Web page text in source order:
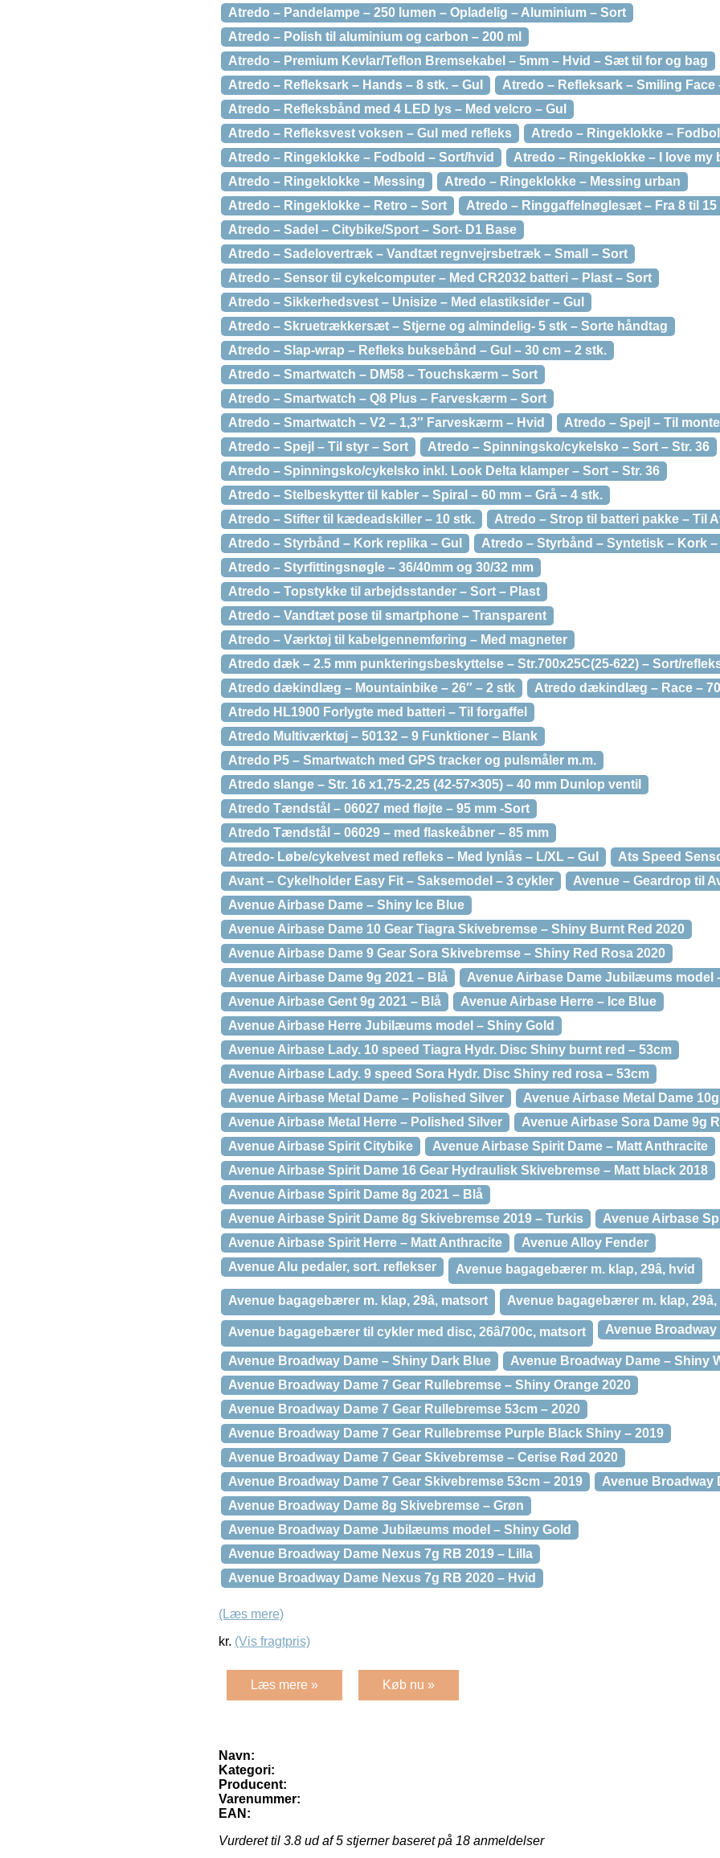
Atredo – Pandelampe – 250 lumen – Opladelig – Aluminium – Sort
Atredo – Polish til aluminium og carbon – 200 ml
Atredo – Premium Kevlar/Teflon Bremsekabel – 5mm – Hvid – Sæt til for og bag
Atredo – Refleksark – Hands – 8 stk. – Gul
Atredo – Refleksark – Smiling Face
Atredo – Refleksbånd med 4 LED lys – Med velcro – Gul
Atredo – Refleksvest voksen – Gul med refleks
Atredo – Ringeklokke –
Atredo – Ringeklokke – Fodbold – Sort/hvid
Atredo – Ringeklokke – I love my
Atredo – Ringeklokke – Messing
Atredo – Ringeklokke – Messing urban
Atredo – Ringeklokke – Retro – Sort
Atredo – Ringgaffelnøglesæt – Fra 8 til 15
Atredo – Sadel – Citybike/Sport – Sort- D1 Base
Atredo – Sadelovertræk – Vandtæt regnvejrsbetræk – Small – Sort
Atredo – Sensor til cykelcomputer – Med CR2032 batteri – Plast – Sort
Atredo – Sikkerhedsvest – Unisize – Med elastiksider – Gul
Atredo – Skruetrækkersæt – Stjerne og almindelig- 5 stk – Sorte håndtag
Atredo – Slap-wrap – Refleks buksebånd – Gul – 30 cm – 2 stk.
Atredo – Smartwatch – DM58 – Touchskærm – Sort
Atredo – Smartwatch – Q8 Plus – Farveskærm – Sort
Atredo – Smartwatch – V2 – 1,3″ Farveskærm – Hvid
Atredo – Spejl – Til
Atredo – Spejl – Til styr – Sort
Atredo – Spinningsko/cykelsko – Sort – Str. 36
Atredo – Spinningsko/cykelsko inkl. Look Delta klamper – Sort – Str. 36
Atredo – Stelbeskytter til kabler – Spiral – 60 mm – Grå – 4 stk.
Atredo – Stifter til kædeadskiller – 10 stk.
Atredo – Strop til batteri pakke – Til
Atredo – Styrbånd – Kork replika – Gul
Atredo – Styrbånd – Syntetisk – Kork –
Atredo – Styrfittingsnøgle – 36/40mm og 30/32 mm
Atredo – Topstykke til arbejdsstander – Sort – Plast
Atredo – Vandtæt pose til smartphone – Transparent
Atredo – Værktøj til kabelgennemføring – Med magneter
Atredo dæk – 2.5 mm punkteringsbeskyttelse – Str.700x25C(25-622) – Sort/
Atredo dækindlæg – Mountainbike – 26″ – 2 stk
Atredo dækindlæg – Race –
Atredo HL1900 Forlygte med batteri – Til forgaffel
Atredo Multiværktøj – 50132 – 9 Funktioner – Blank
Atredo P5 – Smartwatch med GPS tracker og pulsmåler m.m.
Atredo slange – Str. 16 x1,75-2,25 (42-57×305) – 40 mm Dunlop ventil
Atredo Tændstål – 06027 med fløjte – 95 mm -Sort
Atredo Tændstål – 06029 – med flaskeåbner – 85 mm
Atredo- Løbe/cykelvest med refleks – Med lynlås – L/XL – Gul
Ats Speed
Avant – Cykelholder Easy Fit – Saksemodel – 3 cykler
Avenue – Geardrop til
Avenue Airbase Dame – Shiny Ice Blue
Avenue Airbase Dame 10 Gear Tiagra Skivebremse – Shiny Burnt Red 2020
Avenue Airbase Dame 9 Gear Sora Skivebremse – Shiny Red Rosa 2020
Avenue Airbase Dame 9g 2021 – Blå
Avenue Airbase Dame Jubilæums model
Avenue Airbase Gent 9g 2021 – Blå
Avenue Airbase Herre – Ice Blue
Avenue Airbase Herre Jubilæums model – Shiny Gold
Avenue Airbase Lady. 10 speed Tiagra Hydr. Disc Shiny burnt red – 53cm
Avenue Airbase Lady. 9 speed Sora Hydr. Disc Shiny red rosa – 53cm
Avenue Airbase Metal Dame – Polished Silver
Avenue Airbase Metal Dame
Avenue Airbase Metal Herre – Polished Silver
Avenue Airbase Sora Dame 9g
Avenue Airbase Spirit Citybike
Avenue Airbase Spirit Dame – Matt Anthracite
Avenue Airbase Spirit Dame 16 Gear Hydraulisk Skivebremse – Matt black 2018
Avenue Airbase Spirit Dame 8g 2021 – Blå
Avenue Airbase Spirit Dame 8g Skivebremse 2019 – Turkis
Avenue Airbase
Avenue Airbase Spirit Herre – Matt Anthracite
Avenue Alloy Fender
Avenue Alu pedaler, sort. reflekser
Avenue bagagebærer m. klap, 29â, hvid
Avenue bagagebærer m. klap, 29â, matsort Avenue bagagebærer m. klap,
Avenue bagagebærer til cykler med disc, 26â/700c, matsort Avenue
Avenue Broadway Dame – Shiny Dark Blue
Avenue Broadway Dame – Shiny
Avenue Broadway Dame 7 Gear Rullebremse – Shiny Orange 2020
Avenue Broadway Dame 7 Gear Rullebremse 53cm – 2020
Avenue Broadway Dame 7 Gear Rullebremse Purple Black Shiny – 2019
Avenue Broadway Dame 7 Gear Skivebremse – Cerise Rød 2020
Avenue Broadway Dame 7 Gear Skivebremse 53cm – 2019
Avenue Broadway
Avenue Broadway Dame 8g Skivebremse – Grøn
Avenue Broadway Dame Jubilæums model – Shiny Gold
Avenue Broadway Dame Nexus 7g RB 2019 – Lilla
Avenue Broadway Dame Nexus 7g RB 2020 – Hvid
(Læs mere)
kr. (Vis fragtpris)
Læs mere » Køb nu »
Navn:
Kategori:
Producent:
Varenummer:
EAN:
Vurderet til 3.8 ud af 5 stjerner baseret på 18 anmeldelser